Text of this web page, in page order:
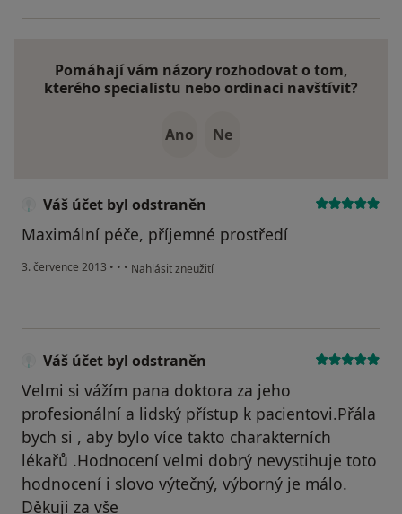
Pomáhají vám názory rozhodovat o tom,
kterého specialistu nebo ordinaci navštívit?
Ano Ne
Váš účet byl odstraněn
Maximální péče, příjemné prostředí
3. července 2013 • • • podle názoru uživatele Váš účet byl odstraněn
Nahlásit zneužití
Váš účet byl odstraněn
Velmi si vážím pana doktora za jeho
profesionální a lidský přístup k pacientovi.Přála
bych si , aby bylo více takto charakterních
lékařů .Hodnocení velmi dobrý nevystihuje toto
hodnocení i slovo výtečný, výborný je málo.
Děkuji za vše